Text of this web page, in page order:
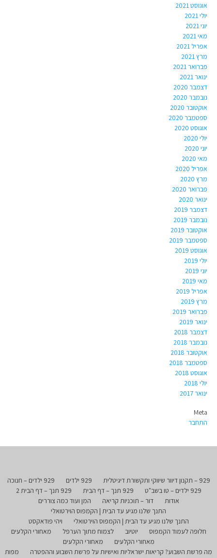
אוגוסט 2021
יולי 2021
יוני 2021
מאי 2021
אפריל 2021
מרץ 2021
פברואר 2021
ינואר 2021
דצמבר 2020
נובמבר 2020
אוקטובר 2020
ספטמבר 2020
אוגוסט 2020
יולי 2020
יוני 2020
מאי 2020
אפריל 2020
מרץ 2020
פברואר 2020
ינואר 2020
דצמבר 2019
נובמבר 2019
אוקטובר 2019
ספטמבר 2019
אוגוסט 2019
יולי 2019
יוני 2019
מאי 2019
אפריל 2019
מרץ 2019
פברואר 2019
ינואר 2019
דצמבר 2018
נובמבר 2018
אוקטובר 2018
ספטמבר 2018
אוגוסט 2018
יולי 2018
ינואר 2017
Meta
התחבר
929 – תקנון דיוור שיווקי ותקשורת דיגיטלית 929 ילדים
929 ילדים – חנוכה
929 ילדים – טו בשב"ט
929 תנך – דף הבית
929 תנך – דף הבית 2
אודות
דור – תוכניות קריאה
המן ועוד כמה צוררים
התנך שלנו מגיע עד הבית | הקמפוס הוירטואלי
התנך שלנו מגיע עד הבית | הקמפוס הוירטואלי
ויהי פודאקסט
חלופה לעמוד הקמפוס
יוטיוב לצמוח מתוך הערפל
מאחורי הקלעים
מאחורי הקלעים
מאחורי הקלעים
מה פרשת השבוע? קריאות ישראליות ואישיות על פרשת השבוע וההפטרה
מפות